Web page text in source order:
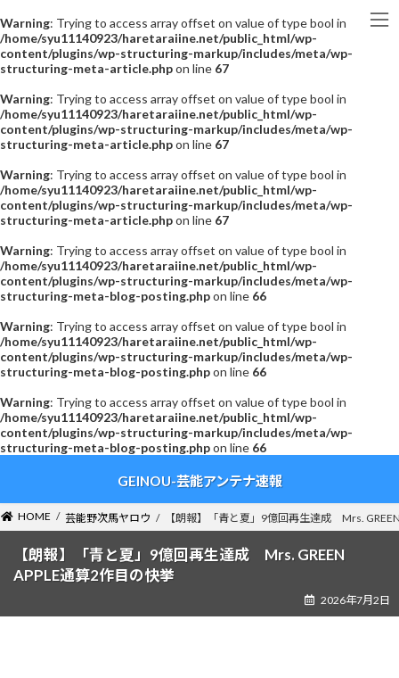
Warning: Trying to access array offset on value of type bool in
/home/syu11140923/haretaraiine.net/public_html/wp-
content/plugins/wp-structuring-markup/includes/meta/wp-
structuring-meta-article.phpon line 67
Warning: Trying to access array offset on value of type bool in
/home/syu11140923/haretaraiine.net/public_html/wp-
content/plugins/wp-structuring-markup/includes/meta/wp-
structuring-meta-article.phpon line 67
Warning: Trying to access array offset on value of type bool in
/home/syu11140923/haretaraiine.net/public_html/wp-
content/plugins/wp-structuring-markup/includes/meta/wp-
structuring-meta-article.phpon line 67
Warning: Trying to access array offset on value of type bool in
/home/syu11140923/haretaraiine.net/public_html/wp-
content/plugins/wp-structuring-markup/includes/meta/wp-
structuring-meta-blog-posting.phpon line 66
Warning: Trying to access array offset on value of type bool in
/home/syu11140923/haretaraiine.net/public_html/wp-
content/plugins/wp-structuring-markup/includes/meta/wp-
structuring-meta-blog-posting.phpon line 66
Warning: Trying to access array offset on value of type bool in
/home/syu11140923/haretaraiine.net/public_html/wp-
content/plugins/wp-structuring-markup/includes/meta/wp-
structuring-meta-blog-posting.phpon line 66
ン
ツ
ー
シ
GEINOU-芸能アンテナ速報
HOME 芸能野次馬ヤロウ 【朗報】「青と夏」9億回再生達成 Mrs.
【朗報】「青と夏」9億回再生達成 Mrs. GREEN
APPLE通算2作目の快挙
2026年7月2日